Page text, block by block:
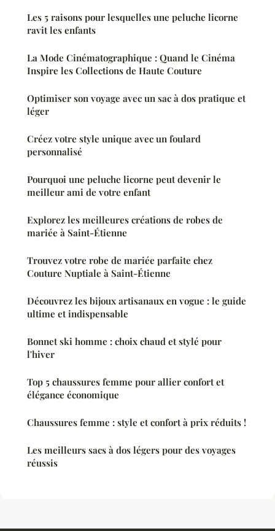
Les 5 raisons pour lesquelles une peluche licorne
ravit les enfants
La Mode Cinématographique : Quand le Cinéma
Inspire les Collections de Haute Couture
Optimiser son voyage avec un sac à dos pratique et
léger
Créez votre style unique avec un foulard
personnalisé
Pourquoi une peluche licorne peut devenir le
meilleur ami de votre enfant
Explorez les meilleures créations de robes de
mariée à Saint-Étienne
Trouvez votre robe de mariée parfaite chez
Couture Nuptiale à Saint-Étienne
Découvrez les bijoux artisanaux en vogue : le guide
ultime et indispensable
Bonnet ski homme : choix chaud et stylé pour
l'hiver
Top 5 chaussures femme pour allier confort et
élégance économique
Chaussures femme : style et confort à prix réduits !
Les meilleurs sacs à dos légers pour des voyages
réussis